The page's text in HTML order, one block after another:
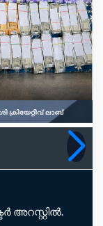
അറസ്റ്റിൽ.